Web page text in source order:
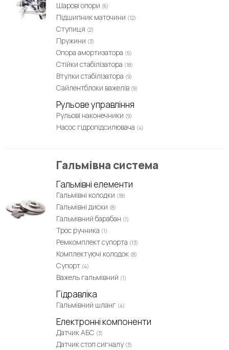
Шарові опори (6)
Підшипник маточини (12)
Ступиця (2)
Пружини (3)
Опора амортизатора (5)
Стійки стабілізатора (18)
Втулки стабілізатора (9)
Сайлентблоки важелів (9)
Рульове управління
Рульові наконечники (9)
Насос гідропідсилювача (4)
Гальмівна система
Гальмівні елементи
Гальмівні колодки (18)
Гальмівні диски (8)
Гальмівний барабан (1)
Трос ручника (1)
Ремкомплект супорта (13)
Комплектуючі колодок (8)
Супорт (4)
Важель гальмівний (1)
Гідравліка
Гальмівний шланг (4)
Електронні компоненти
Датчик АБС (3)
Датчик стоп сигналу (3)